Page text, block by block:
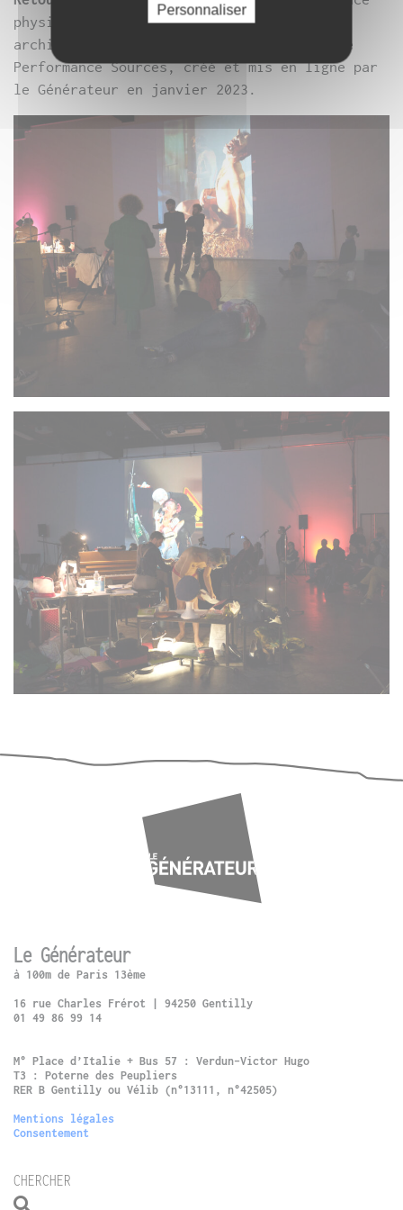
physique et sensible sur la force des
archives, ceci en lien direct avec le site
Performance Sources, créé et mis en ligne par
le Générateur en janvier 2023.
Le Générateur
à 100m de Paris 13ème
16 rue Charles Frérot | 94250 Gentilly
01 49 86 99 14
M° Place d’Italie + Bus 57 : Verdun-Victor Hugo
T3 : Poterne des Peupliers
RER B Gentilly ou Vélib (n°13111, n°42505)
Mentions légales
Consentement
CHERCHER
Personnaliser